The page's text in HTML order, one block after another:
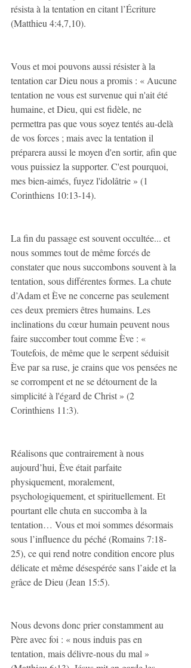
résista à la tentation en citant l’Écriture
(Matthieu 4:4,7,10).
Vous et moi pouvons aussi résister à la
tentation car Dieu nous a promis : « Aucune
tentation ne vous est survenue qui n'ait été
humaine, et Dieu, qui est fidèle, ne
permettra pas que vous soyez tentés au-delà
de vos forces ; mais avec la tentation il
préparera aussi le moyen d'en sortir, afin que
vous puissiez la supporter. C'est pourquoi,
mes bien-aimés, fuyez l'idolâtrie » (1
Corinthiens 10:13-14).
La fin du passage est souvent occultée... et
nous sommes tout de même forcés de
constater que nous succombons souvent à la
tentation, sous différentes formes. La chute
d’Adam et Ève ne concerne pas seulement
ces deux premiers êtres humains. Les
inclinations du cœur humain peuvent nous
faire succomber tout comme Ève : «
Toutefois, de même que le serpent séduisit
Ève par sa ruse, je crains que vos pensées ne
se corrompent et ne se détournent de la
simplicité à l'égard de Christ » (2
Corinthiens 11:3).
Réalisons que contrairement à nous
aujourd’hui, Ève était parfaite
physiquement, moralement,
psychologiquement, et spirituellement. Et
pourtant elle chuta en succomba à la
tentation… Vous et moi sommes désormais
sous l’influence du péché (Romains 7:18-
25), ce qui rend notre condition encore plus
délicate et même désespérée sans l’aide et la
grâce de Dieu (Jean 15:5).
Nous devons donc prier constamment au
Père avec foi : « nous induis pas en
tentation, mais délivre-nous du mal »